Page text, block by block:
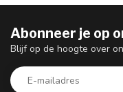
Abonneer je op
Blijf op de hoogte over